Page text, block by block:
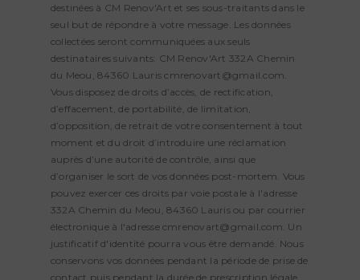
destinées à CM Renov'Art et ses sous-traitants dans le
seul but de répondre à votre message. Les données
collectées seront communiquées aux seuls
destinataires suivants: CM Renov'Art 332A Chemin
du Meou, 84360 Lauris cmrenovart@gmail.com.
Vous disposez de droits d’accès, de rectification,
d’effacement, de portabilité, de limitation,
d’opposition, de retrait de votre consentement à tout
moment et du droit d’introduire une réclamation
auprès d’une autorité de contrôle, ainsi que
d’organiser le sort de vos données post-mortem. Vous
pouvez exercer ces droits par voie postale à l'adresse
332A Chemin du Meou, 84360 Lauris ou par courrier
électronique à l'adresse cmrenovart@gmail.com. Un
justificatif d'identité pourra vous être demandé. Nous
conservons vos données pendant la période de prise de
contact puis pendant la durée de prescription légale